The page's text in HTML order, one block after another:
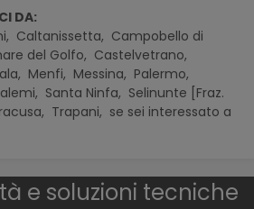
DA:
Caltanissetta, Campobello di
del Golfo, Castelvetrano,
Menfi, Messina, Palermo,
Santa Ninfa, Selinunte [Fraz.
Trapani, se sei interessato a
e soluzioni tecniche